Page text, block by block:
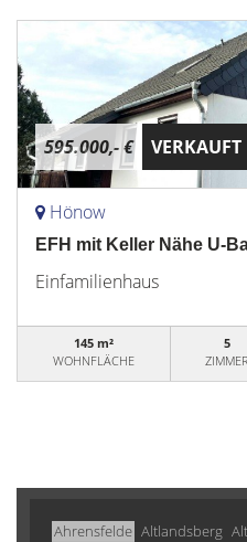
595.000,- € VERKAUFT
Hönow
EFH mit Keller Nähe U-
Einfamilienhaus
145 m²
WOHNFLÄCHE
5
ZIMMER
Ahrensfelde Altlandsberg